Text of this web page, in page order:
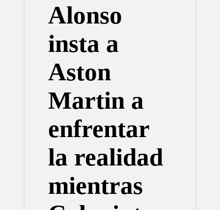
Alonso
insta a
Aston
Martin a
enfrentar
la realidad
mientras